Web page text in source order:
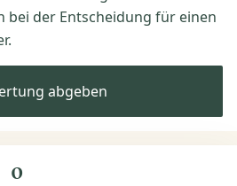
bei der Entscheidung für einen
abgeben
0